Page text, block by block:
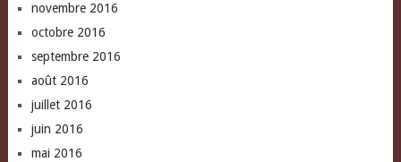
novembre 2016
octobre 2016
septembre 2016
août 2016
juillet 2016
juin 2016
mai 2016